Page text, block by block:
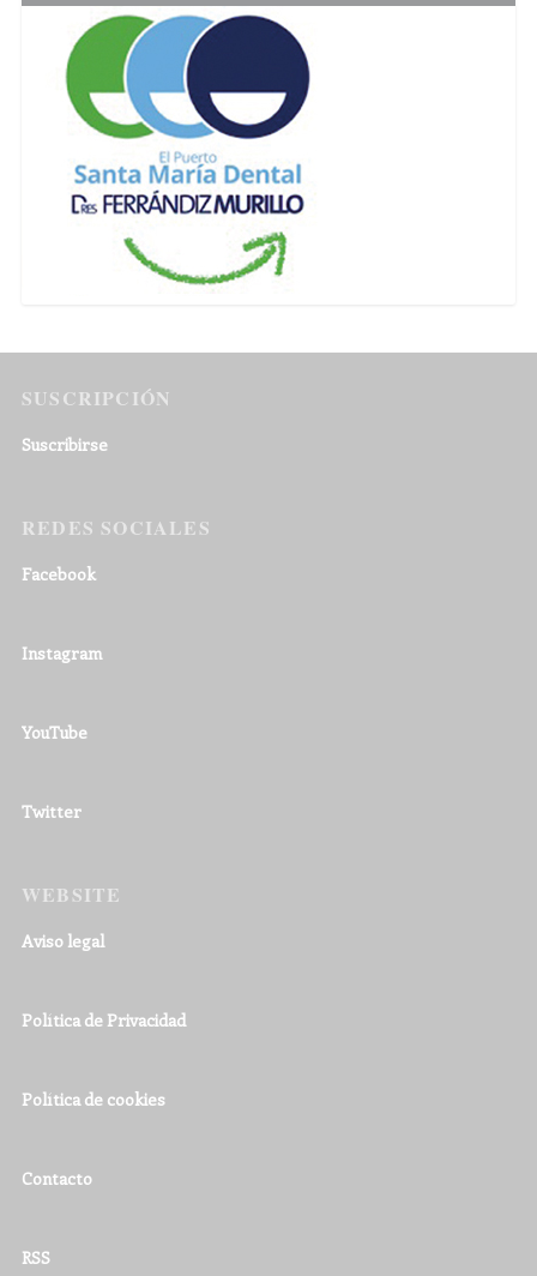
SUSCRIPCIÓN
Suscribirse
REDES SOCIALES
Facebook
Instagram
YouTube
Twitter
WEBSITE
Aviso legal
Política de Privacidad
Política de cookies
Contacto
RSS